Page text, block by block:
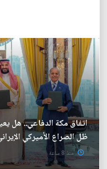
اتفاق مكة الدفاعي.. هل
ظل الصراع الأميركي
منذ 8 ساعة